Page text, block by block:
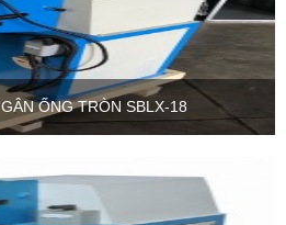
ỐNG TRÒN SBLX-18